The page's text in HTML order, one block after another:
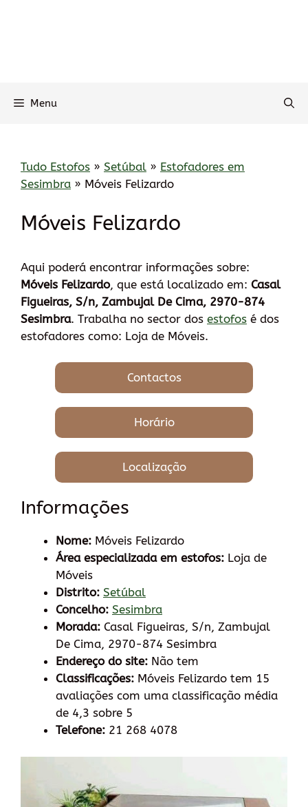
Menu
Tudo Estofos » Setúbal » Estofadores em
Sesimbra » Móveis Felizardo
Móveis Felizardo
Aqui poderá encontrar informações sobre:
Móveis Felizardo, que está localizado em: Casal
Figueiras, S/n, Zambujal De Cima, 2970-874
Sesimbra. Trabalha no sector dos estofos é dos
estofadores como: Loja de Móveis.
Contactos
Horário
Localização
Informações
Nome: Móveis Felizardo
Área especializada em estofos: Loja de
Móveis
Distrito: Setúbal
Concelho: Sesimbra
Morada: Casal Figueiras, S/n, Zambujal
De Cima, 2970-874 Sesimbra
Endereço do site: Não tem
Classificações: Móveis Felizardo tem 15
avaliações com uma classificação média
de 4,3 sobre 5
Telefone: 21 268 4078